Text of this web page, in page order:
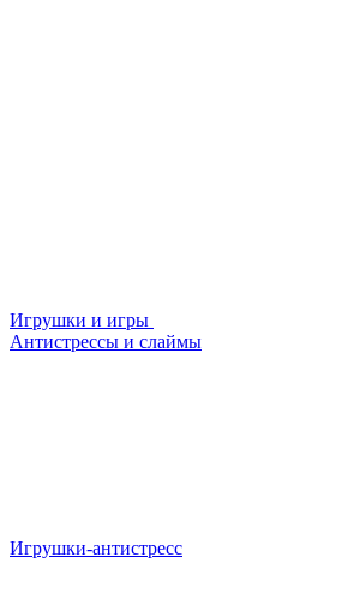
Игрушки и игры
Антистрессы и слаймы
Игрушки-антистресс